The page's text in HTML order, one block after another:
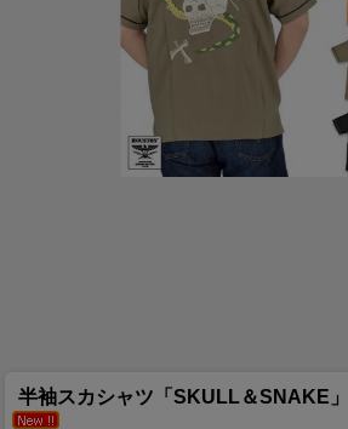
半袖スカシャツ「SKULL＆SNAKE